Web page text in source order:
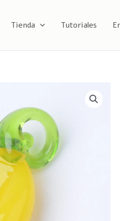
Tienda Tutoriales